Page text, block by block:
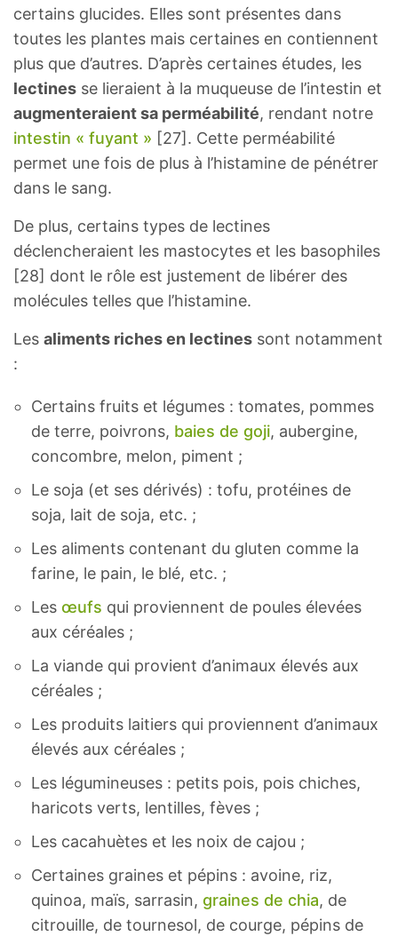
certains glucides. Elles sont présentes dans
toutes les plantes mais certaines en contiennent
plus que d’autres. D’après certaines études, les
lectines se lieraient à la muqueuse de l’intestin et
augmenteraient sa perméabilité, rendant notre
intestin « fuyant » [27]. Cette perméabilité
permet une fois de plus à l’histamine de pénétrer
dans le sang.
De plus, certains types de lectines
déclencheraient les mastocytes et les basophiles
[28] dont le rôle est justement de libérer des
molécules telles que l’histamine.
Les aliments riches en lectines sont notamment
:
Certains fruits et légumes : tomates, pommes
de terre, poivrons, baies de goji, aubergine,
concombre, melon, piment ;
Le soja (et ses dérivés) : tofu, protéines de
soja, lait de soja, etc. ;
Les aliments contenant du gluten comme la
farine, le pain, le blé, etc. ;
Les œufs qui proviennent de poules élevées
aux céréales ;
La viande qui provient d’animaux élevés aux
céréales ;
Les produits laitiers qui proviennent d’animaux
élevés aux céréales ;
Les légumineuses : petits pois, pois chiches,
haricots verts, lentilles, fèves ;
Les cacahuètes et les noix de cajou ;
Certaines graines et pépins : avoine, riz,
quinoa, maïs, sarrasin, graines de chia, de
citrouille, de tournesol, de courge, pépins de